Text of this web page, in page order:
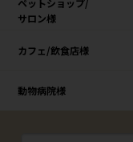
ペットショップ/
サロン様
カフェ/飲食店様
動物病院様